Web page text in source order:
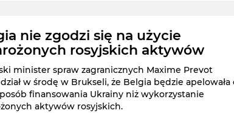
nie zgodzi się na użycie
rosyjskich aktywów
minister spraw zagranicznych Maxime Prevot
w środę w Brukseli, że Belgia będzie apelowała
finansowania Ukrainy niż wykorzystanie
aktywów rosyjskich.